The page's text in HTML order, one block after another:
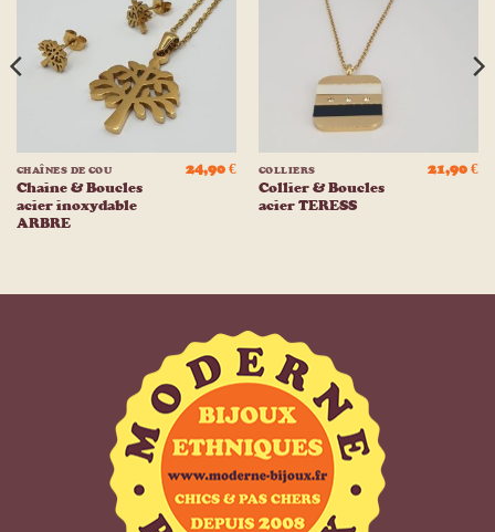
liste
d’envies
CHAÎNES DE COU
Chaine & Boucles
acier inoxydable
ARBRE
24,90€ COLLIERS
Collier & Boucles
acier TERESS
21,90€